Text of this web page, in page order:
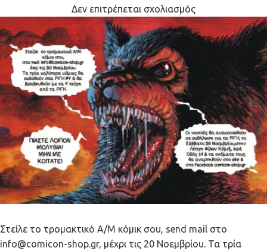
Δεν επιτρέπεται σχολιασμός
Στείλε το τρομακτικό Α/Μ κόμικ σου, send mail στο
info@comicon-shop.gr, μέχρι τις 20 Νοεμβρίου. Τα τρία